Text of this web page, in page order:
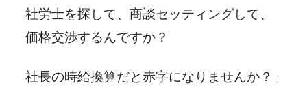
社労士を探して、 商談セッティングして、
価格交渉するんですか？
社長の時給換算だと赤字になりませんか？」